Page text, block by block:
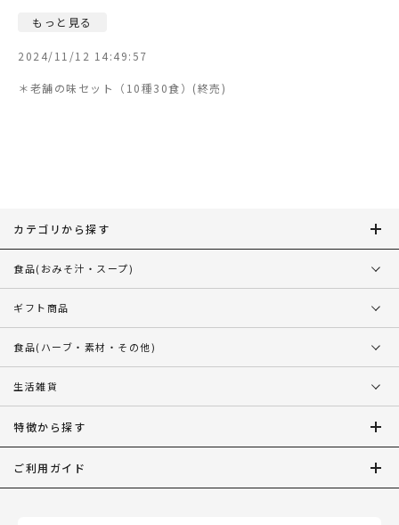
もっと見る
2024/11/12 14:49:57
＊老舗の味セット（10種30食）
カテゴリから探す
食品(おみそ汁・スープ)
ギフト商品
食品(ハーブ・素材・その他)
生活雑貨
特徴から探す
ご利用ガイド